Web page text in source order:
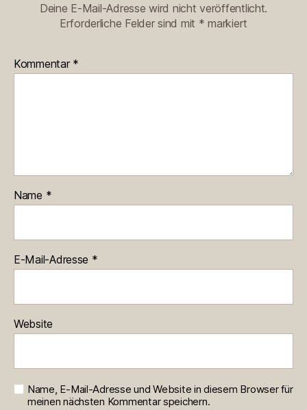
Deine E-Mail-Adresse wird nicht veröffentlicht.
Erforderliche Felder sind mit * markiert
Kommentar *
Name *
E-Mail-Adresse *
Website
Name, E-Mail-Adresse und Website in diesem Browser für
meinen nächsten Kommentar speichern.